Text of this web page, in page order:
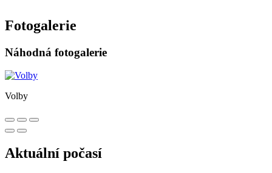
Fotogalerie
Náhodná fotogalerie
Volby
Aktuální počasí